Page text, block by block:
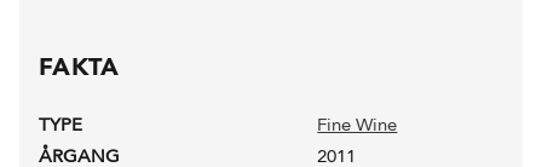
FAKTA
TYPE
Fine Wine
ÅRGANG
2011